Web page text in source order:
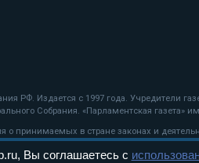
РФ. Издается с 1997 года. Учредители
Собрания. «Парламентская газета»
принимаемых в стране законах и
Вы соглашаетесь с